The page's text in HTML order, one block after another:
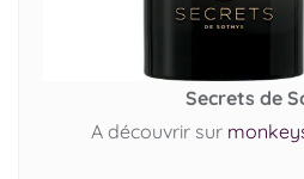
Secrets de
A découvrir sur